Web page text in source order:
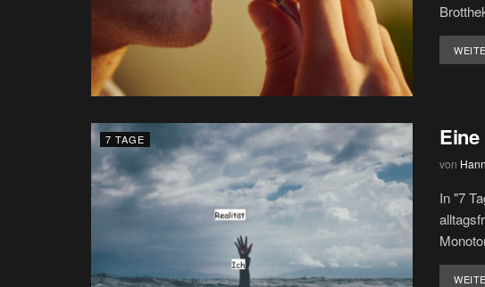
7 TAGE
von
In "7